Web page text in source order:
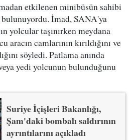
etkilenen minibüsün sahibi
İmad, SANA'ya
yolcular taşınırken meydana
camlarının kırıldığını ve
söyledi. Patlama anında
yedi yolcunun bulunduğunu
Suriye İçişleri Bakanlığı,
Şam'daki bombalı saldırının
ayrıntılarını açıkladı